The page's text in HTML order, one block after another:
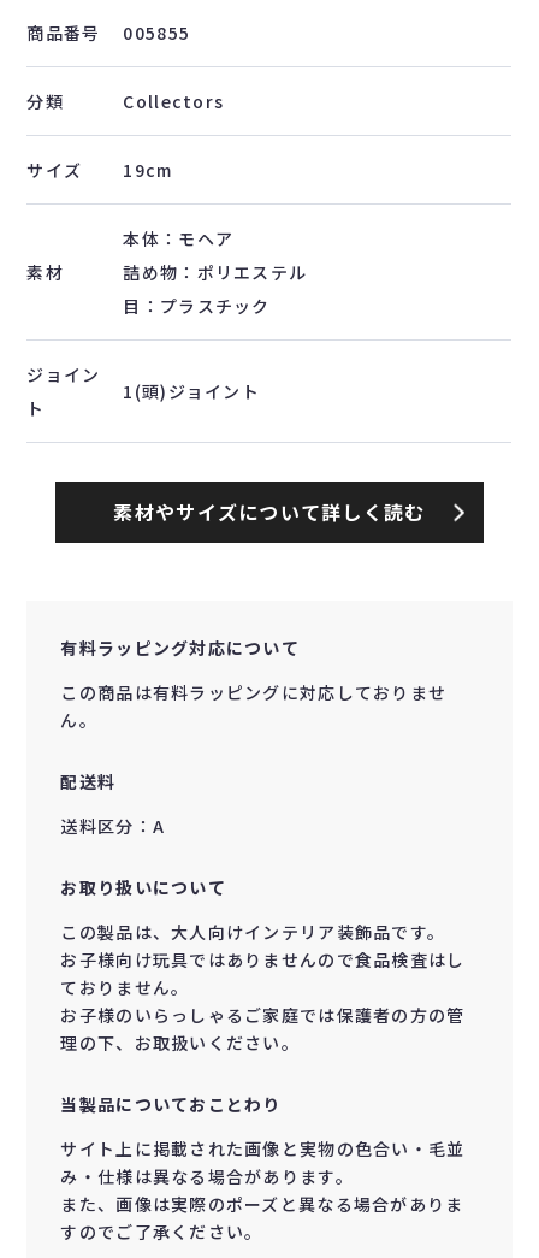
商品番号 005855
分類 Collectors
サイズ 19cm
素材
本体：モヘア
詰め物：ポリエステル
目：プラスチック
ジョイン
ト
1(頭)ジョイント
素材やサイズについて詳しく読む
有料ラッピング対応について
この商品は有料ラッピングに対応しておりませ
ん。
配送料
送料区分：A
お取り扱いについて
この製品は、大人向けインテリア装飾品です。
お子様向け玩具ではありませんので食品検査はし
ておりません。
お子様のいらっしゃるご家庭では保護者の方の管
理の下、お取扱いください。
当製品についておことわり
サイト上に掲載された画像と実物の色合い・毛並
み・仕様は異なる場合があります。
また、画像は実際のポーズと異なる場合がありま
すのでご了承ください。